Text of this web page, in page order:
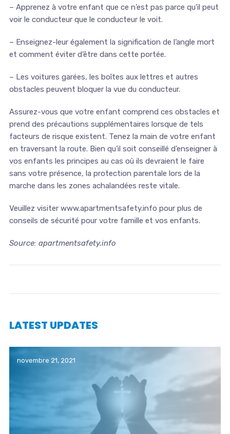
– Apprenez à votre enfant que ce n’est pas parce qu’il peut
voir le conducteur que le conducteur le voit.
– Enseignez-leur également la signification de l’angle mort
et comment éviter d’être dans cette portée.
– Les voitures garées, les boîtes aux lettres et autres
obstacles peuvent bloquer la vue du conducteur.
Assurez-vous que votre enfant comprend ces obstacles et
prend des précautions supplémentaires lorsque de tels
facteurs de risque existent. Tenez la main de votre enfant
en traversant la route. Bien qu’il soit conseillé d’enseigner à
vos enfants les principes au cas où ils devraient le faire
sans votre présence, la protection parentale lors de la
marche dans les zones achalandées reste vitale.
Veuillez visiter www.apartmentsafety.info pour plus de
conseils de sécurité pour votre famille et vos enfants.
Source: apartmentsafety.info
LATEST UPDATES
novembre 21, 2021